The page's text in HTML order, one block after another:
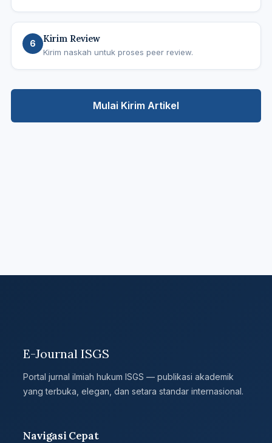
6 Kirim Review
Kirim naskah untuk proses peer review.
Mulai Kirim Artikel
E-Journal ISGS
Portal jurnal ilmiah hukum ISGS — publikasi akademik
yang terbuka, elegan, dan setara standar internasional.
Navigasi Cepat